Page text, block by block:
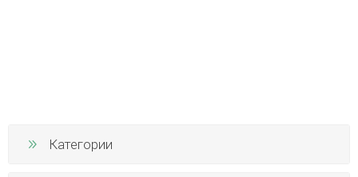
Категории